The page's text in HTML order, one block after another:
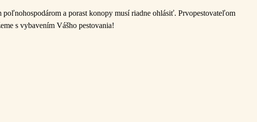
a porast konopy musí riadne ohlásiť. Prvopestovateľom
s vybavením Vášho pestovania!